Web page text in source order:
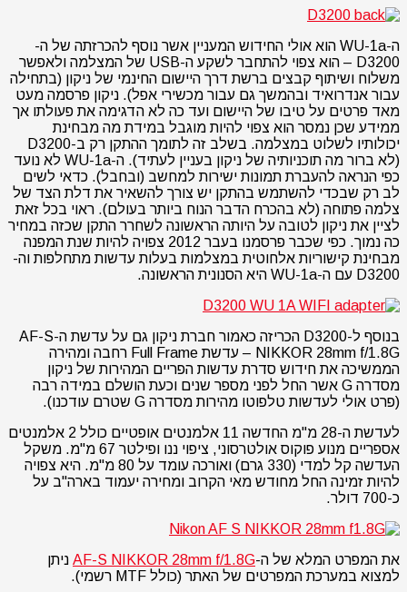
ה-WU-1a הוא אולי החידוש המעניין אשר נוסף להכרזתה של ה-
D3200 – הוא צפוי להתחבר לשקע ה-USB של המצלמה ולאפשר
משלוח ושיתוף קבצים ברשת דרך היישום החינמי של ניקון (בתחילה
עבור אנדרואיד ובהמשך גם עבור מכשירי אפל). ניקון פרסמה מעט
מאד פרטים על טיבו של היישום ועד כה לא הדגימה את פעולתו אך
ממידע שכן נמסר הוא צפוי להיות מוגבל במידת מה מבחינת
יכולותיו לשלוט במצלמה. בשלב זה לתומך ההתקן רק ב-D3200
(לא ברור מה תוכניותיה של ניקון בעניין לעתיד). ה-WU-1a לא נועד
כפי הנראה להעברת תמונות ישירות למחשב (ובחבל). כדאי לשים
לב רק שבכדי להשתמש בהתקן יש צורך להשאיר את דלת הצד של
צלמה פתוחה (לא בהכרח הדבר הנוח ביותר בעולם). ראוי בכל זאת
לציין את ניקון לטובה על היותה הראשונה לשחרר התקן שכזה במחיר
כה נמוך. כפי שכבר פרסמנו בעבר 2012 צפויה להיות שנת המפנה
מבחינת קישוריות אלחוטית במצלמות בעלות עדשות מתחלפות וה-
D3200 עם ה-WU-1a היא הסנונית הראשונה.
בנוסף ל-D3200 הכריזה כאמור חברת ניקון גם על עדשת ה-AF-S
NIKKOR 28mm f/1.8G – עדשת Full Frame רחבה ומהירה
הממשיכה את חידוש סדרת עדשות הפריים המהירות של ניקון
מסדרה G אשר החל לפני מספר שנים וכעת הושלם במידה רבה
(פרט אולי לעדשות טלפוטו מהירות מסדרה G שטרם עודכנו).
לעדשת ה-28 מ"מ החדשה 11 אלמנטים אופטיים כולל 2 אלמנטים
אספריים מנוע פוקוס אולטרסוני, ציפוי ננו ופילטר 67 מ"מ. משקל
העדשה קל למדי (330 גרם) ואורכה עומד על 80 מ"מ. היא צפויה
להיות זמינה החל מחודש מאי הקרוב ומחירה יעמוד בארה"ב על
כ-700 דולר.
את המפרט המלא של ה-AF-S NIKKOR 28mm f/1.8G ניתן
למצוא במערכת המפרטים של האתר (כולל MTF רשמי).